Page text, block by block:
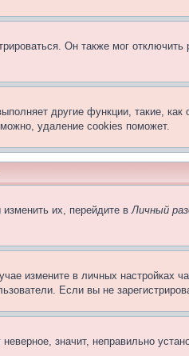
Он также мог
другие функции, такие,
удаление cookies поможет.
изменить их, перейдите вЛичный
измените в личных настройках
Если вы не
значит, неправильно